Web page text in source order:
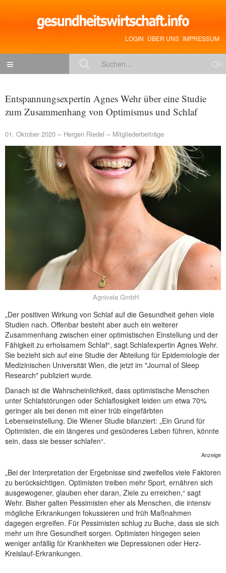
LOGIN ÜBER UNS IMPRESSUM
Gesundheitspolitik
Medizin & Pharma
Gesundheit
Jobs & Karriere
Entspannungsexpertin Agnes Wehr über eine Studie
zum Zusammenhang von Optimismus und Schlaf
01. Oktober 2020 Hergen Riedel Mitgliederbeiträge
Agnivela GmbH
„Der positiven Wirkung von Schlaf auf die Gesundheit gehen viele
Studien nach. Offenbar besteht aber auch ein weiterer
Zusammenhang zwischen einer optimistischen Einstellung und der
Fähigkeit zu erholsamem Schlaf“, sagt Schlafexpertin Agnes Wehr.
Sie bezieht sich auf eine Studie der Abteilung für Epidemiologie der
Medizinischen Universität Wien, die jetzt im "Journal of Sleep
Research" publiziert wurde.
Danach ist die Wahrscheinlichkeit, dass optimistische Menschen
unter Schlafstörungen oder Schlaflosigkeit leiden um etwa 70%
geringer als bei denen mit einer trüb eingefärbten
Lebenseinstellung. Die Wiener Studie bilanziert: „Ein Grund für
Optimisten, die ein längeres und gesünderes Leben führen, könnte
sein, dass sie besser schlafen“.
Anzeige
„Bei der Interpretation der Ergebnisse sind zweifellos viele Faktoren
zu berücksichtigen. Optimisten treiben mehr Sport, ernähren sich
ausgewogener, glauben eher daran, Ziele zu erreichen,“ sagt
Wehr. Bisher galten Pessimisten eher als Menschen, die intensiv
mögliche Erkrankungen fokussieren und früh Maßnahmen
dagegen ergreifen. Für Pessimisten schlug zu Buche, dass sie sich
mehr um ihre Gesundheit sorgen. Optimisten hingegen seien
weniger anfällig für Krankheiten wie Depressionen oder Herz-
Kreislauf-Erkrankungen.